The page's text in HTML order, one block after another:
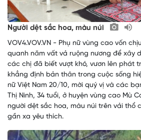
Người dệt sắc hoa, màu núi
VOV4.VOV.VN - Phụ nữ vùng cao vốn
quanh năm vất vả ruộng nương để xây
các chị đã biết vượt khó, vươn lên phát
khẳng định bản thân trong cuộc sống
nữ Việt Nam 20/10, mời quý vị và các
Thị Ninh, 34 tuổi, ở huyện vùng cao Mù
người dệt sắc hoa, màu núi trên vải thổ
gần xa yêu thích.